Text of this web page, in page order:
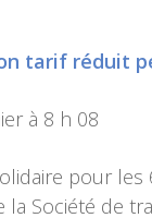
tarif réduit
à 8 h 08
pour
Société de